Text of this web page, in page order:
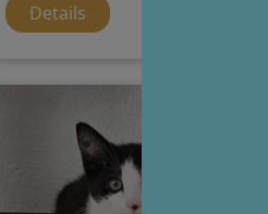
Details